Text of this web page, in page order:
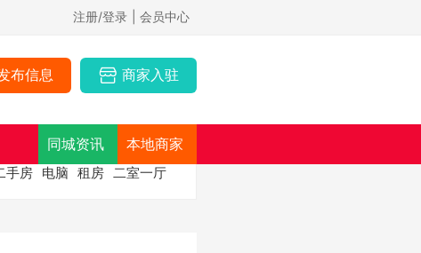
注册/登录 | 会员中心
布信息 商家入驻
同城资讯 本地商家
手房 电脑 租房 二室一厅